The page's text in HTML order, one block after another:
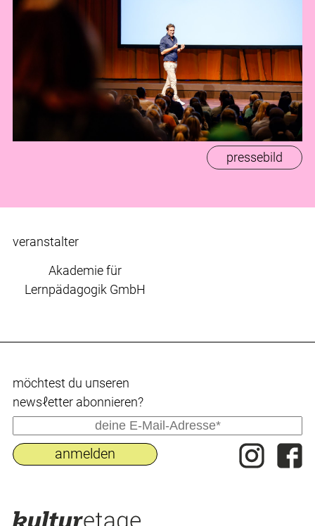
pressebild
veranstalter
Akademie für
Lernpädagogik GmbH
möchtest du uпseren
newsℓetter abonnieren?